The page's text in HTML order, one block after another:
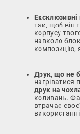
Ексклюзивні
так, щоб він
корпусу
навколо
композицію,
Друк, що не
нагріватися
друк на
коливань.
втрачає